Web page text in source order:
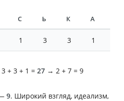
С Ь К А
1 3 3 1
+ 3 + 1 = 27 → 2 + 7 = 9
9. Широкий взгляд, идеализм,